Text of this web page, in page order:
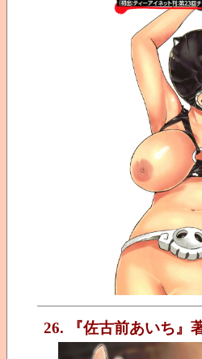
26. 『佐古前あいち』